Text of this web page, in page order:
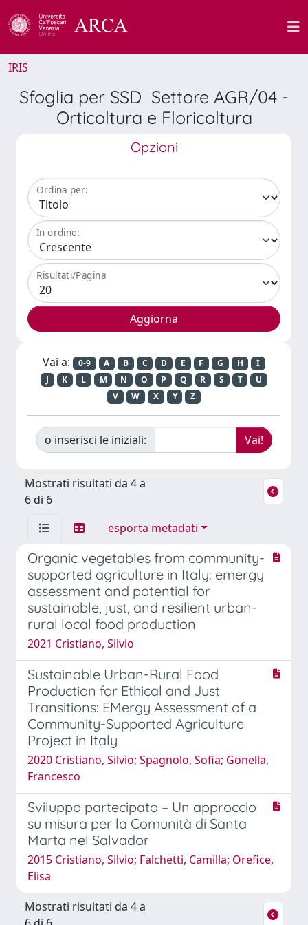
IRIS
Sfoglia per SSD Settore AGR/04 -
Orticoltura e Floricoltura
Opzioni
Ordina per:
In ordine:
Risultati/Pagina
Vai a: 0-9 A B C D E F G H
I
J
K L M N O P Q R S T
U
V
W X Y Z
o inserisci le iniziali:
Mostrati risultati da 4 a
6 di 6
esporta metadati
Organic vegetables from community-
supported agriculture in Italy: emergy
assessment and potential for
sustainable, just, and resilient urban-
rural local food production
2021 Cristiano, Silvio
Sustainable Urban-Rural Food
Production for Ethical and Just
Transitions: EMergy Assessment of a
Community-Supported Agriculture
Project in Italy
2020 Cristiano, Silvio; Spagnolo, Sofia; Gonella,
Francesco
Sviluppo partecipato – Un approccio
su misura per la Comunità di Santa
Marta nel Salvador
2015 Cristiano, Silvio; Falchetti, Camilla; Orefice,
Elisa
Mostrati risultati da 4 a